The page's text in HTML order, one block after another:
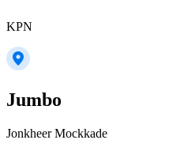
KPN
Jumbo
Jonkheer Mockkade